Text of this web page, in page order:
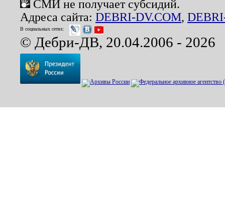
СМИ не получает субсидий.
Адреса сайта: DEBRI-DV.COM,
В социальных сетях:
© Дебри-ДВ, 20.04.2006 - 2026